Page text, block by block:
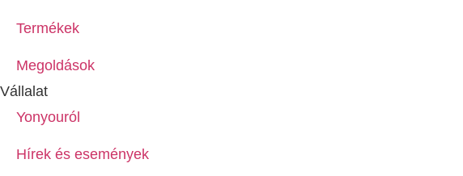
Termékek
Megoldások
Vállalat
Yonyouról
Hírek és események